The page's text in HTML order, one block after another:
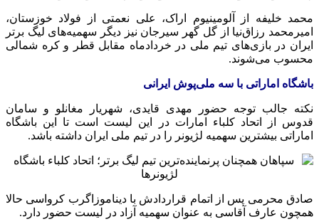
محمد خلیفه از آلومینیوم اراک، علی نعمتی از فولاد خوزستان،
امیرمحمد رزاق‌نیا از گل گهر سیرجان نیز دیگر سهمیه‌های لیگ برتر
ایران در بازی‌های تیم ملی در خردادماه مقابل قطر و کره شمالی
محسوب می‌شوند.
باشگاه اماراتی با سه ملی‌پوش ایرانی
نکته جالب توجه حضور مهدی قایدی، شهریار مغانلو و سامان
قدوس از اتحاد کلباء امارات در این لیست است تا این باشگاه
اماراتی بیشترین سهمیه لژیونر را در تیم ملی ایران داشته باشد.
صادق محرمی پس از اتمام قراردادش با دیناموزاگرب کرواسی حالا
همچون عارف آقاسی به عنوان سهمیه آزاد در لیست حضور دارد.